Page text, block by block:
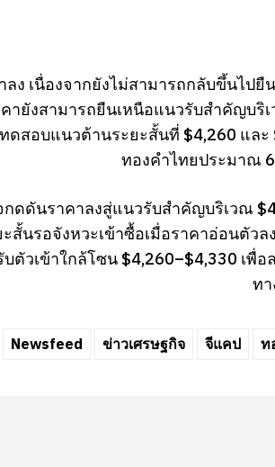
เนื่องจากยังไม่สามารถกลับขึ้นไปยื
ยังสามารถยืนเหนือแนวรับสำคัญบริ
สอบแนวต้านระยะสั้นที่ $4,260 และ
ทองคำไทยประมาณ
ดดันราคาลงสู่แนวรับสำคัญบริเวณ
นรอจังหวะเข้าซื้อเมื่อราคาอ่อนตัว
วเข้าใกล้โซน $4,260–$4,330 เพื่อ
ท
Newsfeed ข่าวเศรษฐกิจ จีแคป ท